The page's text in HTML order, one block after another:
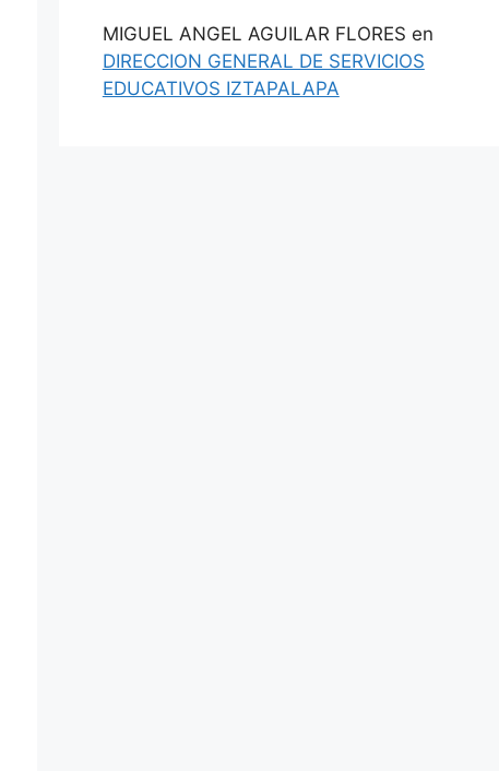
Digitales
citas
MIGUEL ANGEL AGUILAR FLORES en
DIRECCION GENERAL DE SERVICIOS
EDUCATIVOS IZTAPALAPA